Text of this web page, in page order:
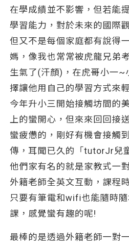
在學成績並不影響，但若能
學習能力，對於未來的國際
但又不是每個家庭都有說得
媽，像我也常常被虎龍兄弟
生氣了(汗顏)，在虎哥小一~
擇讓他用自己的學習方式來
今年升小三開始接觸坊間的
上的蠻開心，但來來回回接
蠻疲憊的，剛好有機會接觸
傳，耳聞已久的「tutorJr兒
他們家有名的就是家教式一
外籍老師全英文互動，課程
只要有筆電和wifi也能隨時
課，感覺蠻有趣的呢!
最棒的是透過外籍老師一對